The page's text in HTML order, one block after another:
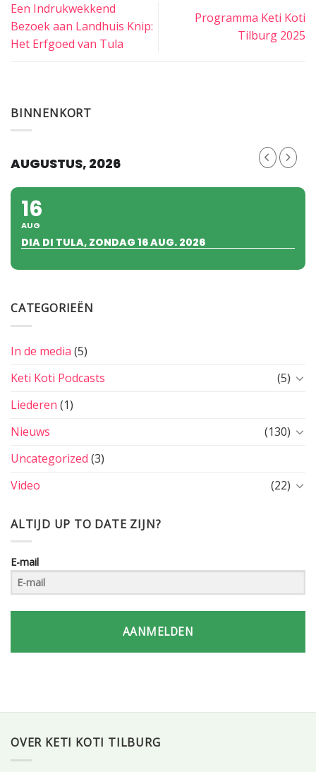
Een Indrukwekkend
Bezoek aan Landhuis Knip:
Het Erfgoed van Tula
Programma Keti Koti
Tilburg 2025
BINNENKORT
AUGUSTUS, 2026
16
AUG
DIA DI TULA, ZONDAG 16 AUG. 2026
CATEGORIEËN
In de media (5)
Keti Koti Podcasts
(5)
Liederen (1)
Nieuws
(130)
Uncategorized (3)
Video
(22)
ALTIJD UP TO DATE ZIJN?
E-mail
AANMELDEN
OVER KETI KOTI TILBURG